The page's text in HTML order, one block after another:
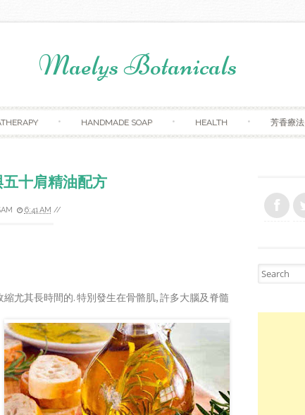
Maelys Botanicals
HANDMADE SOAP HEALTH 芳香療法
十肩精油配方
6:41 AM //
尤其長時間的. 特別發生在骨骼肌, 許多大腦及脊髓
Search for: